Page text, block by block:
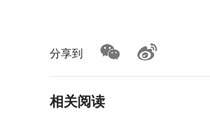
分享到
相关阅读